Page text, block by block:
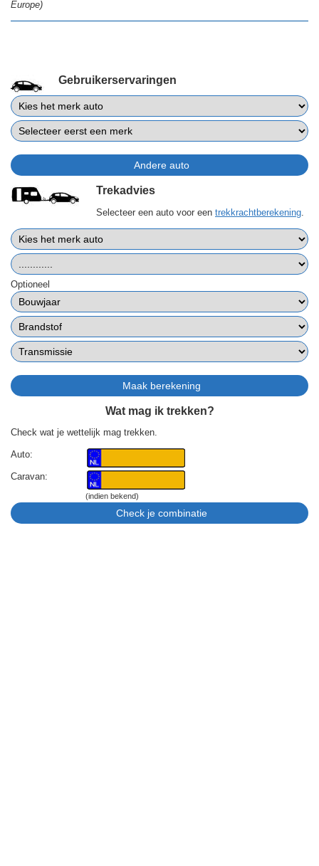
Europe)
Gebruikerservaringen
Trekadvies
Selecteer een auto voor een trekkrachtberekening
Optioneel
Wat mag ik trekken?
Check wat je wettelijk mag trekken.
Auto:
Caravan:
(indien bekend)